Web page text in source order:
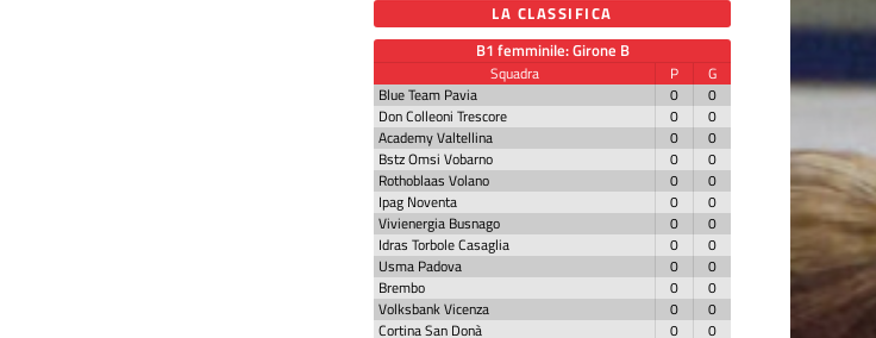
LA CLASSIFICA
B1 femminile: Girone B
Squadra P
G
Blue Team Pavia
0
0
Don Colleoni Trescore
0
0
Academy Valtellina
0
0
Bstz Omsi Vobarno
0
0
Rothoblaas Volano
0
0
Ipag Noventa
0
0
Vivienergia Busnago
0
0
Idras Torbole Casaglia
0
0
Usma Padova
0
0
Brembo
0
0
Volksbank Vicenza
0
0
Cortina San Donà
0
0